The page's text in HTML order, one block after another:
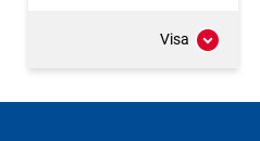
Visa